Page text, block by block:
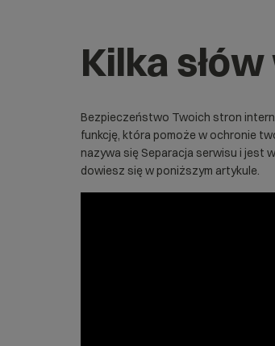
Kilka
Bezpieczeństwo Twoich stron
funkcję, która pomoże w ochronie
nazywa się Separacja serwisu i jest
dowiesz się w poniższym artykule.